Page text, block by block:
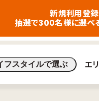
新規利用登録
抽選で300名様に選べ
フスタイルで選ぶ エ